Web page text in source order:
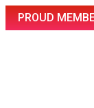
PROUD